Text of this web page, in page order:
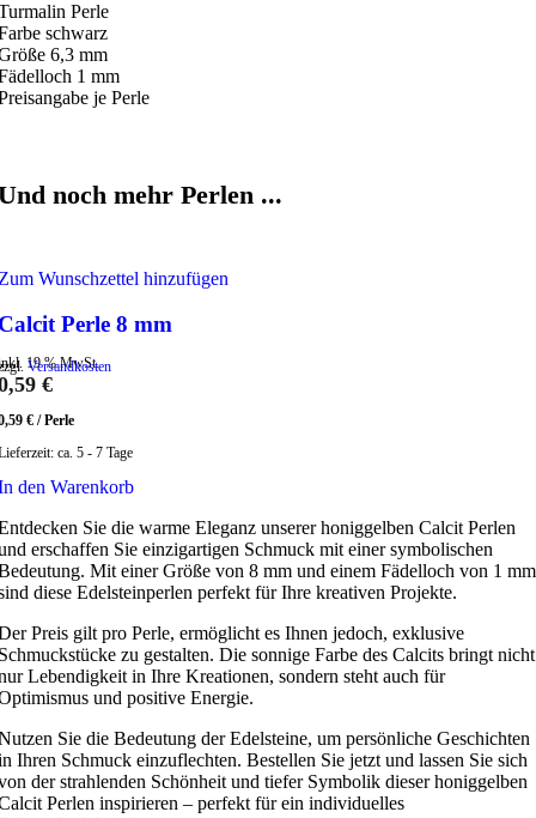
Perle
schwarz
6,3 mm
1 mm
je Perle
noch mehr Perlen ...
Wunschzettel hinzufügen
Perle 8 mm
19 % MwSt.
Versandkosten
€
€ /Perle
ca. 5 - 7 Tage
den Warenkorb
Sie die warme Eleganz unserer honiggelben Calcit Perlen
erschaffen Sie einzigartigen Schmuck mit einer symbolischen
Mit einer Größe von 8 mm und einem Fädelloch von 1 mm
diese Edelsteinperlen perfekt für Ihre kreativen Projekte.
Preis gilt pro Perle, ermöglicht es Ihnen jedoch, exklusive
zu gestalten. Die sonnige Farbe des Calcits bringt nicht
Lebendigkeit in Ihre Kreationen, sondern steht auch für
und positive Energie.
Sie die Bedeutung der Edelsteine, um persönliche Geschichten
Ihren Schmuck einzuflechten. Bestellen Sie jetzt und lassen Sie sich
der strahlenden Schönheit und tiefer Symbolik dieser honiggelben
Perlen inspirieren – perfekt für ein individuelles